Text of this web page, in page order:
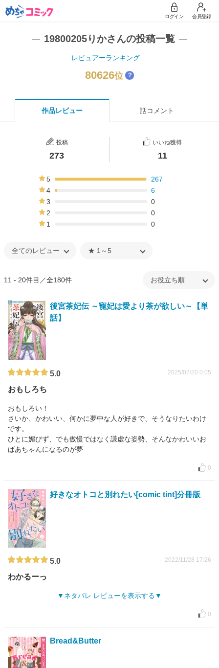
ログイン 会員登録
19800205りかさんの投稿一覧
レビュアーランキング
80626位 ？
作品レビュー 話コメント
投稿
273
いいね獲得
11
5
267
4
6
3
0
2
0
1
0
11 - 20件目／全180件
後宮茶妃伝 ～寵妃は愛より茶が欲しい～【単
話】
5.0 2025/07/20 0:05
おもしろち
おもしろい！
さいか、かわいい、何かに夢中な人が好きで、そうなりたいわけ
です。
ひとに媚びず、でも傲慢ではなく謙虚な姿勢、そんなかわいいお
ばあちゃんになるのが夢
0
好きなオトコと別れたい[comic tint]分冊版
5.0 2022/11/28 17:26
わかるーっ
ネタバレ レビューを表示する
0
Bread&Butter